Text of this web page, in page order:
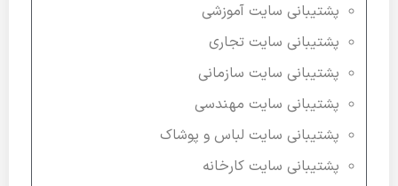
پشتیبانی سایت آموزشی
پشتیبانی سایت تجاری
پشتیبانی سایت سازمانی
پشتیبانی سایت مهندسی
پشتیبانی سایت لباس و پوشاک
پشتیبانی سایت کارخانه